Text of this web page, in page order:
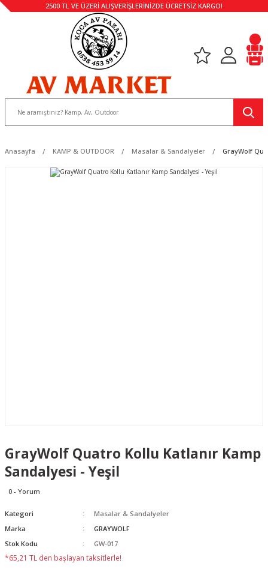
2500 TL VE ÜZERİ ALIŞVERİŞLERİNİZDE ÜCRETSİZ KARGO!
Anasayfa KAMP & OUTDOOR Masalar & Sandalyeler GrayWolf
GrayWolf Quatro Kollu Katlanır Kamp
Sandalyesi - Yeşil
0 - Yorum
Kategori
Masalar & Sandalyeler
Marka
GRAYWOLF
Stok Kodu
GW-017
*65,21 TL den başlayan taksitlerle!